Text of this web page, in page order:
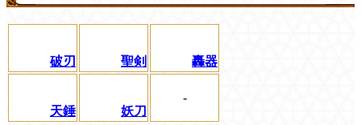
破刃 聖剣 轟器
天錘 妖刀
-